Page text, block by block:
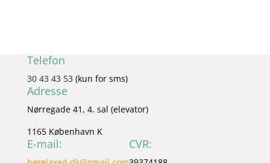
Telefon
30 43 43 53 (kun for sms)
Adresse
Nørregade 41, 4. sal (elevator)
1165 København K
E-mail: CVR: